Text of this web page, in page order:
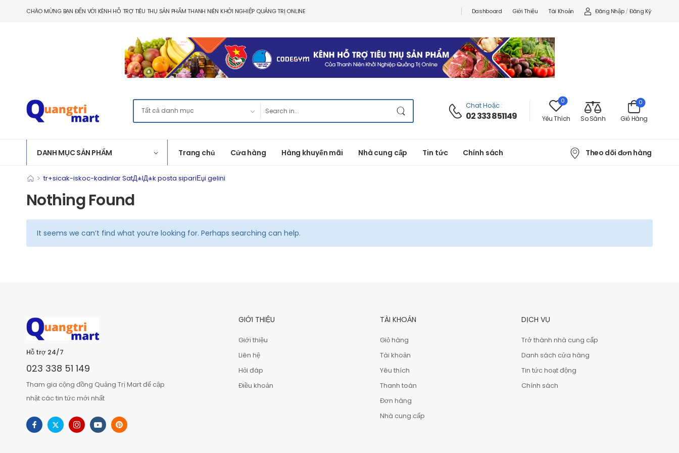
CHÀO MỪNG BẠN ĐẾN VỚI KÊNH HỖ TRỢ TIÊU THỤ SẢN PHẨM THANH NIÊN KHỞI NGHIỆP QUẢNG TRỊ ONLINE Dashboard Giới Thiệu Tài Khoản Đăng Nhập / Đăng Ký
Chat Hoặc :
02 333 851149
0
Yêu Thích So Sánh Giỏ Hàng
0
DANH MỤC SẢN PHẨM Trang chủ Cửa hàng Hàng khuyến mãi Nhà cung cấp Tin tức Chính sách Theo dõi đơn hàng
> tr+sicak-iskoc-kadinlar SatД±lД±k posta sipariЕџi gelini
Nothing Found
It seems we can’t find what you’re looking for. Perhaps searching can help.
Hỗ trợ 24/7
023 338 51 149
Tham gia cộng đồng Quảng Trị Mart để cập
nhật các tin tức mới nhất
GIỚI THIỆU
Giới thiệu
Liên hệ
Hỏi đáp
Điều khoản
TÀI KHOẢN
Giỏ hàng
Tài khoản
Yêu thích
Thanh toán
Đơn hàng
Nhà cung cấp
DỊCH VỤ
Trở thành nhà cung cấp
Danh sách cửa hàng
Tin tức hoạt động
Chính sách